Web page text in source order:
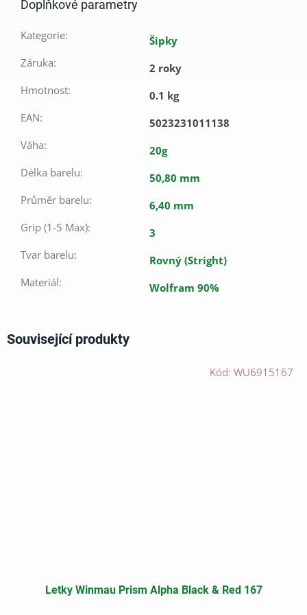
Související produkty
Letky Winmau Prism Alpha Black & Red 167
Kód: WU6915167
Doplňkové parametry
Kategorie:
Šipky
Záruka:
2 roky
Hmotnost:
0.1 kg
EAN:
5023231011138
Váha:
20g
Délka barelu:
50,80 mm
Průměr barelu:
6,40 mm
Grip (1-5 Max):
3
Tvar barelu:
Rovný (Stright)
Materiál: Wolfram 90%